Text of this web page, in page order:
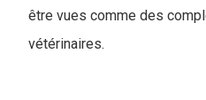
être vues comme des
vétérinaires.